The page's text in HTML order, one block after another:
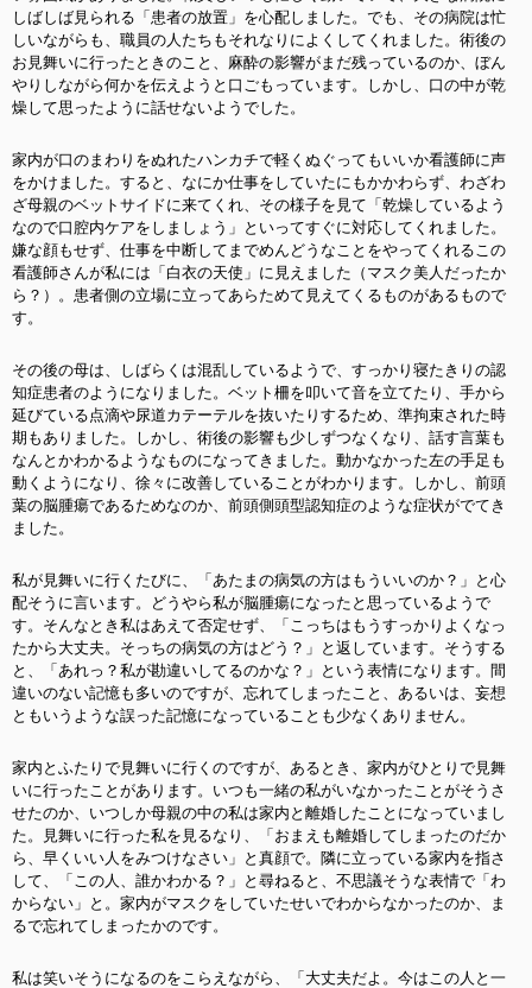
しばしば見られる「患者の放置」を心配しました。でも、その病院は忙
しいながらも、職員の人たちもそれなりによくしてくれました。術後の
お見舞いに行ったときのこと、麻酔の影響がまだ残っているのか、ぼん
やりしながら何かを伝えようと口ごもっています。しかし、口の中が乾
燥して思ったように話せないようでした。
家内が口のまわりをぬれたハンカチで軽くぬぐってもいいか看護師に声
をかけました。すると、なにか仕事をしていたにもかかわらず、わざわ
ざ母親のベットサイドに来てくれ、その様子を見て「乾燥しているよう
なので口腔内ケアをしましょう」といってすぐに対応してくれました。
嫌な顔もせず、仕事を中断してまでめんどうなことをやってくれるこの
看護師さんが私には「白衣の天使」に見えました（マスク美人だったか
ら？）。患者側の立場に立ってあらためて見えてくるものがあるもので
す。
その後の母は、しばらくは混乱しているようで、すっかり寝たきりの認
知症患者のようになりました。ベット柵を叩いて音を立てたり、手から
延びている点滴や尿道カテーテルを抜いたりするため、準拘束された時
期もありました。しかし、術後の影響も少しずつなくなり、話す言葉も
なんとかわかるようなものになってきました。動かなかった左の手足も
動くようになり、徐々に改善していることがわかります。しかし、前頭
葉の脳腫瘍であるためなのか、前頭側頭型認知症のような症状がでてき
ました。
私が見舞いに行くたびに、「あたまの病気の方はもういいのか？」と心
配そうに言います。どうやら私が脳腫瘍になったと思っているようで
す。そんなとき私はあえて否定せず、「こっちはもうすっかりよくなっ
たから大丈夫。そっちの病気の方はどう？」と返しています。そうする
と、「あれっ？私が勘違いしてるのかな？」という表情になります。間
違いのない記憶も多いのですが、忘れてしまったこと、あるいは、妄想
ともいうような誤った記憶になっていることも少なくありません。
家内とふたりで見舞いに行くのですが、あるとき、家内がひとりで見舞
いに行ったことがあります。いつも一緒の私がいなかったことがそうさ
せたのか、いつしか母親の中の私は家内と離婚したことになっていまし
た。見舞いに行った私を見るなり、「おまえも離婚してしまったのだか
ら、早くいい人をみつけなさい」と真顔で。隣に立っている家内を指さ
して、「この人、誰かわかる？」と尋ねると、不思議そうな表情で「わ
からない」と。家内がマスクをしていたせいでわからなかったのか、ま
るで忘れてしまったかのです。
私は笑いそうになるのをこらえながら、「大丈夫だよ。今はこの人と一